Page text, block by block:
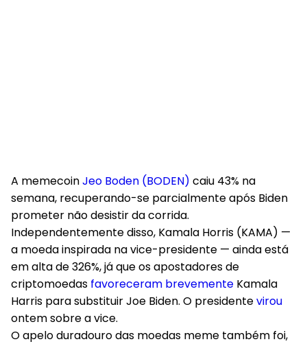
A memecoinJeo Boden (BODEN) caiu 43% na
semana, recuperando-se parcialmente após Biden
prometer não desistir da corrida.
Independentemente disso, Kamala Horris (KAMA) —
a moeda inspirada na vice-presidente — ainda está
em alta de 326%, já que os apostadores de
criptomoedas favoreceram brevemente Kamala
Harris para substituir Joe Biden. O presidentevirou
ontem sobre a vice.
O apelo duradouro das moedas meme também foi,